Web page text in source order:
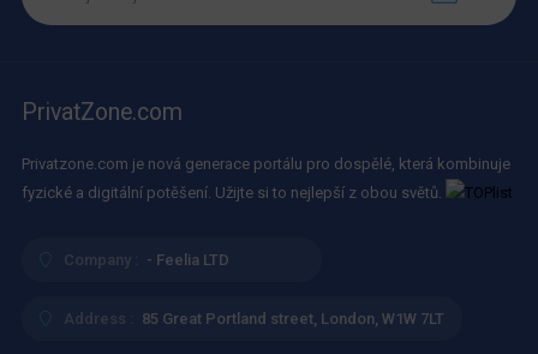
PrivatZone.com
Privatzone.com je nová generace portálu pro dospělé, která kombinuje
fyzické a digitální potěšení. Užijte si to nejlepší z obou světů.
Company : - Feelia LTD
Address : 85 Great Portland street, London, W1W 7LT